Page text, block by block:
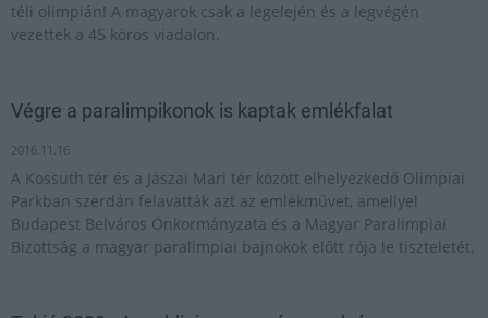
téli olimpián! A magyarok csak a legelején és a legvégén
vezettek a 45 körös viadalon.
Végre a paralimpikonok is kaptak emlékfalat
2016.11.16
A Kossuth tér és a Jászai Mari tér között elhelyezkedő Olimpiai
Parkban szerdán felavatták azt az emlékművet, amellyel
Budapest Belváros Önkormányzata és a Magyar Paralimpiai
Bizottság a magyar paralimpiai bajnokok előtt rója le tiszteletét.